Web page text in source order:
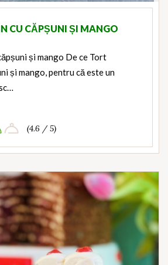
CU CĂPȘUNI ȘI MANGO
și mango De ce Tort
și mango, pentru că este un
(4.6 / 5)